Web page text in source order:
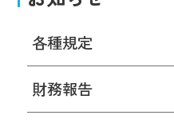
各種規定
財務報告